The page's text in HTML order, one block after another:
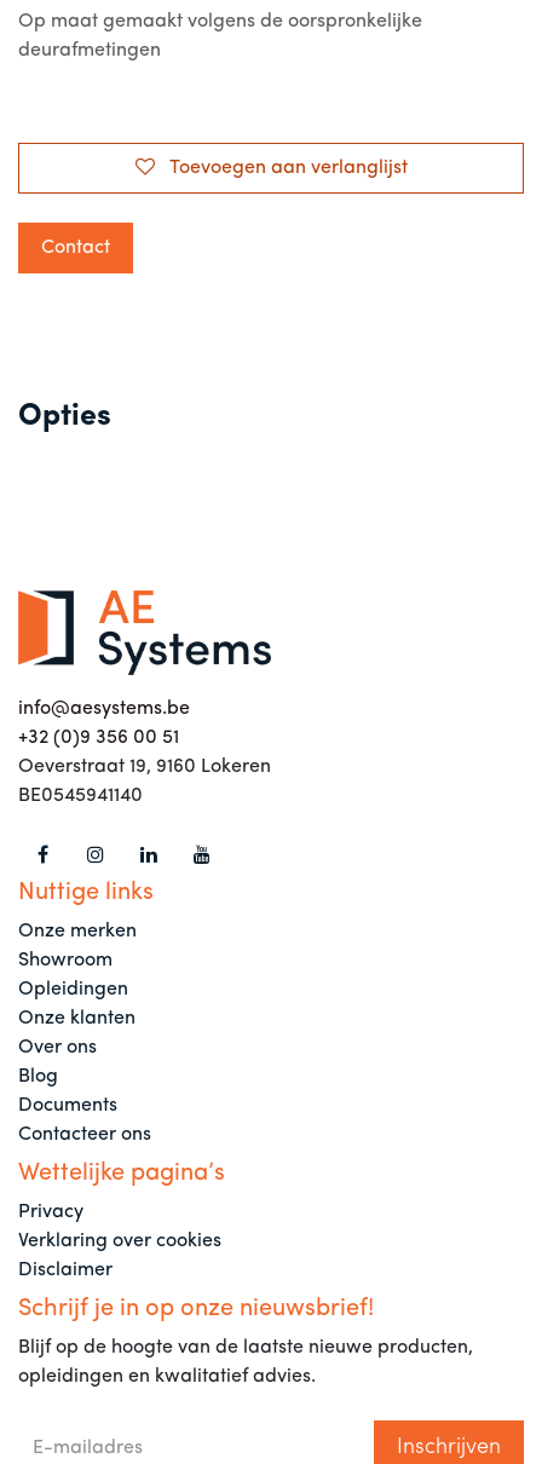
Op maat gemaakt volgens de oorspronkelijke
deurafmetingen
Toevoegen aan verlanglijst
Contact
Opties
info@aesystems.be
+32 (0)9 356 00 51
Oeverstraat 19, 9160 Lokeren
BE0545941140
Nuttige links
Onze merken
Showroom
Opleidingen
Onze klanten
Over ons
Blog
Documents
Contacteer ons
Wettelijke pagina’s
Privacy
Verklaring over cookies
Disclaimer
Schrijf je in op onze nieuwsbrief!
Blijf op de hoogte van de laatste nieuwe producten,
opleidingen en kwalitatief advies.
Inschrijven